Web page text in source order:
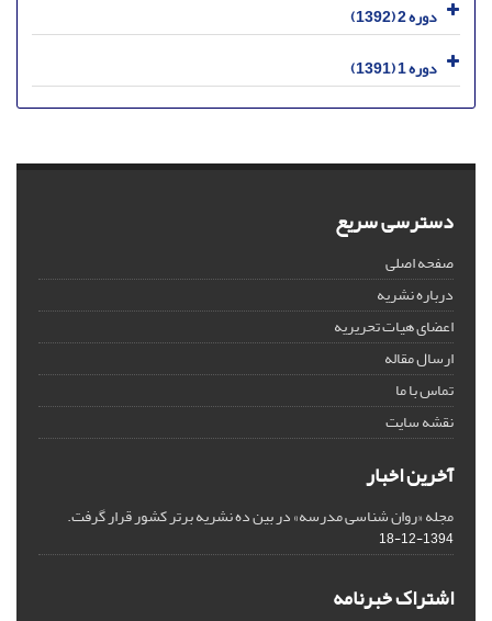
دوره 2 (1392)
دوره 1 (1391)
دسترسی سریع
صفحه اصلی
درباره نشریه
اعضای هیات تحریریه
ارسال مقاله
تماس با ما
نقشه سایت
آخرین اخبار
مجله «روان شناسی مدرسه» در بین ده نشریه برتر کشور قرار گرفت.
1394-12-18
اشتراک خبرنامه